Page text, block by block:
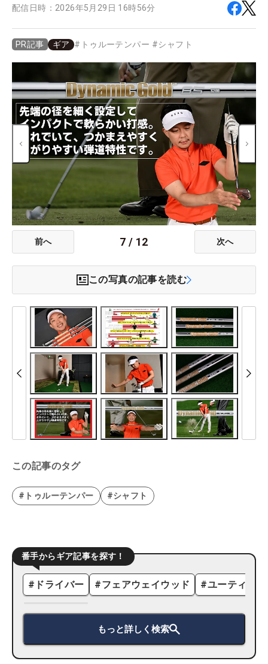
配信日時： 2026年5月29日 16時56分
PR記事 ギア # トゥルーテンパー #シャフト
前へ 7 / 12 次へ
この写真の記事を読む
この記事のタグ
#トゥルーテンパー #シャフト
番手からギア記事を探す！
# ドライバー #フェアウェイウッド #ユーティリ
もっと詳しく検索